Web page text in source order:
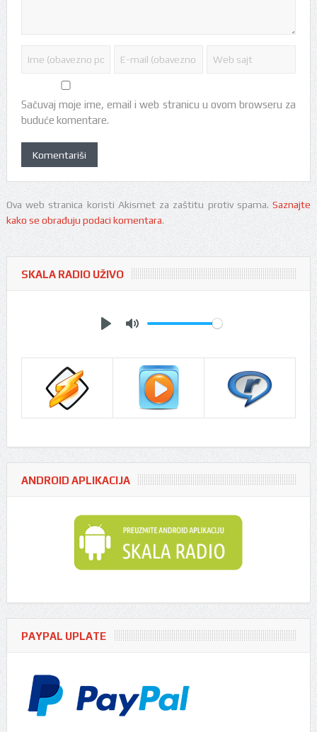
Sačuvaj moje ime, email i web stranicu u ovom browseru za
buduće komentare.
Ova web stranica koristi Akismet za zaštitu protiv spama.Saznajte
kako se obrađuju podaci komentara.
SKALA RADIO UŽIVO
ANDROID APLIKACIJA
PAYPAL UPLATE